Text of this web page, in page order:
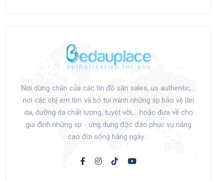
Nơi dừng chân của các tín đồ săn sales, us authentic,...
nơi các chị em tìm và bỏ túi mình những sp bảo vệ làn
da, dưỡng da chất lượng, tuyệt vời,... hoặc đưa về cho
gia đình những sp - ứng dụng độc đáo phục vụ nâng
cao đời sống hàng ngày....